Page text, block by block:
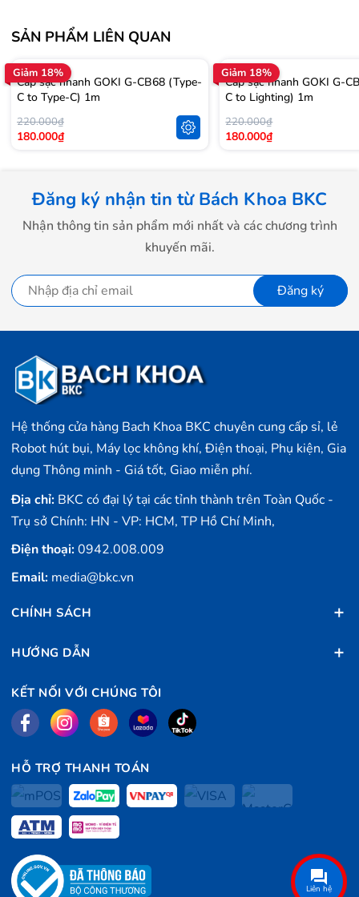
SẢN PHẨM LIÊN QUAN
Giảm 18%
Cáp sạc nhanh GOKI G-CB68 (Type-
C to Type-C) 1m
220.000₫
180.000₫
Giảm 18%
Cáp sạc nhanh GOKI G-
C to Lighting) 1m
220.000₫
180.000₫
Đăng ký nhận tin từ Bách Khoa BKC
Nhận thông tin sản phẩm mới nhất và các chương trình
khuyến mãi.
Đăng ký
Hệ thống cửa hàng Bach Khoa BKC chuyên cung cấp sỉ, lẻ
Robot hút bụi, Máy lọc không khí, Điện thoại, Phụ kiện, Gia
dụng Thông minh - Giá tốt, Giao miễn phí.
Địa chỉ: BKC có đại lý tại các tỉnh thành trên Toàn Quốc -
Trụ sở Chính: HN - VP: HCM, TP Hồ Chí Minh,
Điện thoại:0942.008.009
Email: media@bkc.vn
CHÍNH SÁCH
HƯỚNG DẪN
KẾT NỐI VỚI CHÚNG TÔI
HỖ TRỢ THANH TOÁN
Liên hệ